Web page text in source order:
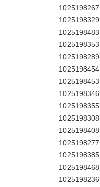
1025198267
1025198329
1025198483
1025198353
1025198289
1025198454
1025198453
1025198346
1025198355
1025198308
1025198408
1025198277
1025198385
1025198468
1025198236